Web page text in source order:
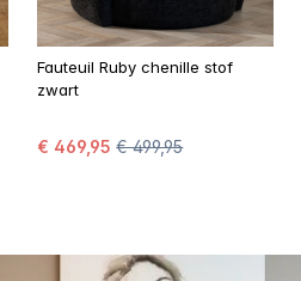
Fauteuil Ruby chenille stof
zwart
€ 469,95 € 499,95